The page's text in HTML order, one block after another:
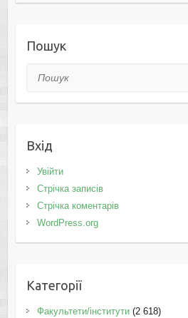
Пошук
Пошук
Вхід
Увійти
Стрічка записів
Стрічка коментарів
WordPress.org
Категорії
Факультети/інститути(2 618)